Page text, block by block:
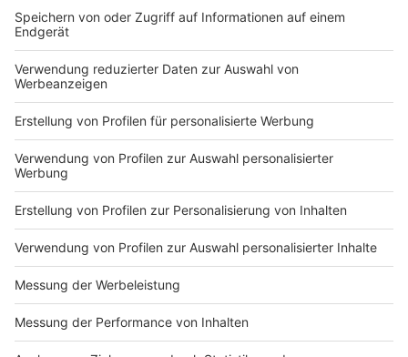
DEINE GEMERKTEN ARTIKEL
Du hast dir noch keine Artikel gemerkt
Markiere sie hierfür mit einem
Impressum
Nutzungsbedingungen Kontakt
Newsletter